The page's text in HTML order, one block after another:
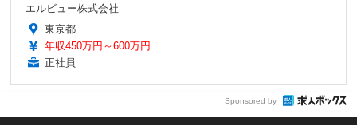
エルビュー株式会社
東京都
年収450万円～600万円
正社員
Sponsored by